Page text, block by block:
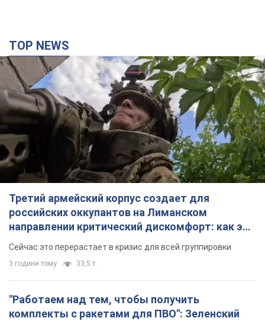
TOP NEWS
Третий армейский корпус создает для
российских оккупантов на Лиманском
направлении критический дискомфорт: как это
удалось
Сейчас это перерастает в кризис для всей группировки
3 години тому 33,5 т.
"Работаем над тем, чтобы получить
комплекты с ракетами для ПВО": Зеленский